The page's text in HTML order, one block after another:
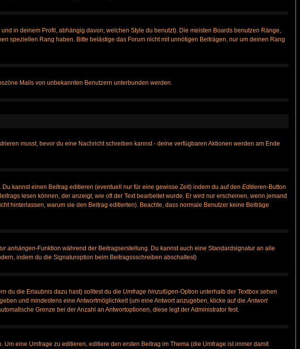
in deinem Profil, abhängig davon, welchen Style du benutzt). Die meisten Boards benutzen Ränge,
speziellen Rang haben. Bitte belästige das Forum nicht mit unnötigen Beiträgen, nur um deinen Rang
Mails von unbekannten Benutzern unterbunden werden.
musst, bevor du eine Nachricht schreiben kannst - deine verfügbaren Aktionen werden am Ende
kannst einen Beitrag editieren (eventuell nur für eine gewisse Zeit) indem du auf den Editieren-Button
lesen können, der anzeigt, wie oft der Text bearbeitet wurde. Er wird nur erscheinen, wenn jemand
hinterlassen, warum sie den Beitrag editierten). Beachte, dass normale Benutzer keine Beiträge
anhängen-Funktion während der Beitragserstellung. Du kannst auch eine Standardsignatur an alle
indem du die Signaturoption beim Beitragssschreiben abschaltest)
du die Erlaubnis dazu hast) solltest du die Umfrage hinzufügen-Option unterhalb der Textbox sehen
und mindestens eine Antwortmöglichkeit (um eine Antwort anzugeben, klicke auf dieAntwort
Grenze bei der Anzahl an Antwortoptionen, diese legt der Administrator fest.
eine Umfrage zu editieren, editiere den ersten Beitrag im Thema (die Umfrage ist immer damit